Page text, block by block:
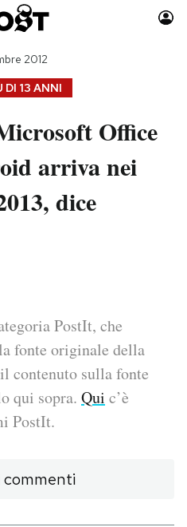
Auto
Moda
Consumismi
Storie/Idee
Mondiali calcio 2026
DI 13 ANNI
2012
Office
arriva nei
dice
PostIt, che
fonte originale della
contenuto sulla fonte
qui sopra. Qui c’è
PostIt.
commenti